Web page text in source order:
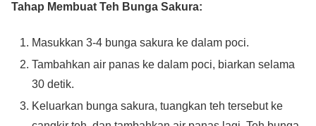
Tahap Membuat Teh Bunga Sakura:
Masukkan 3-4 bunga sakura ke dalam poci.
Tambahkan air panas ke dalam poci, biarkan selama
30 detik.
Keluarkan bunga sakura, tuangkan teh tersebut ke